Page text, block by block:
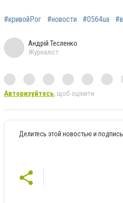
#кривойРог #новости #0564ua
Андрій Тесленко
Журналіст
Авторизуйтесь, щоб оцінити
Делитесь этой новостью и